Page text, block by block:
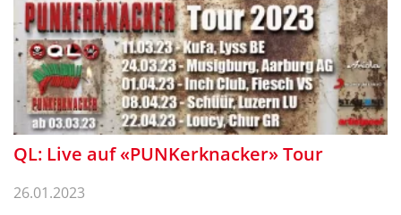
QL: Live auf «PUNKerknacker» Tour
26.01.2023